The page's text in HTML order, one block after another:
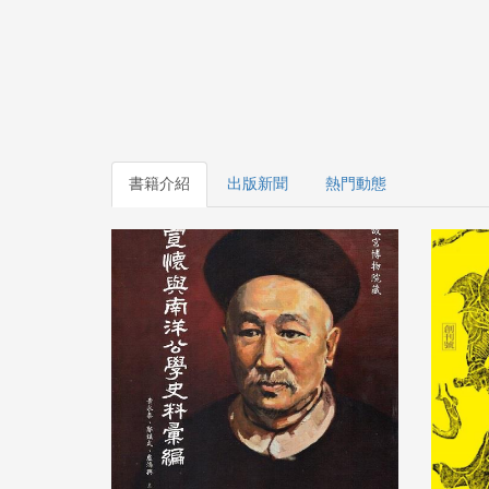
書籍介紹 出版新聞 熱門動態